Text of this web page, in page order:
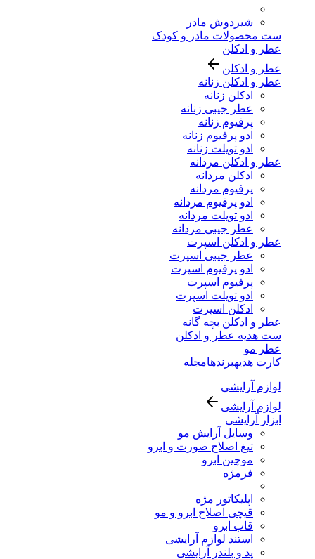
شیردوش مادر
ست محصولات مادر و کودک
عطر و ادکلن
عطر و ادکلن
عطر و ادکلن زنانه
ادکلن زنانه
عطر جیبی زنانه
پرفیوم زنانه
ادو پرفیوم زنانه
ادو تویلت زنانه
عطر و ادکلن مردانه
ادکلن مردانه
پرفیوم مردانه
ادو پرفیوم مردانه
ادو تویلت مردانه
عطر جیبی مردانه
عطر و ادکلن اسپرت
عطر جیبی اسپرت
ادو پرفیوم اسپرت
پرفیوم اسپرت
ادو تویلت اسپرت
ادکلن اسپرت
عطر و ادکلن بچه گانه
ست هدیه عطر و ادکلن
عطر مو
کارت هدیهبرندهامجله
لوازم آرایشی
لوازم آرایشی
ابزار آرایشی
وسایل آرایش مو
تیغ اصلاح صورت و ابرو
موچین ابرو
فرمژه
اپلیکاتور مژه
قیچی اصلاح ابرو و مو
قاب ابرو
استند لوازم آرایشی
پد و بلندر آرایشی